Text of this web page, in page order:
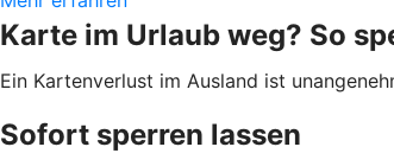
Karte im Urlaub weg? So
Ein Kartenverlust im Ausland ist
Sofort sperren lassen